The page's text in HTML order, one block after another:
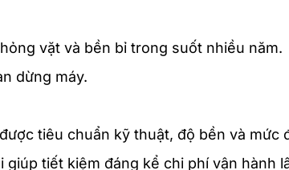
vặt và bền bỉ trong suốt nhiều năm.
dừng máy.
tiêu chuẩn kỹ thuật, độ bền và mức
tiết kiệm đáng kể chi phí vận hành